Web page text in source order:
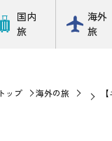
国内
旅
海外
旅
トップ 海外の旅